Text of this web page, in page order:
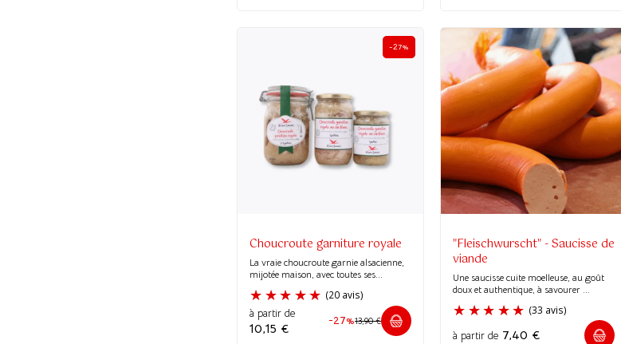
(102 avis)
-27%
Choucroute garniture royale
La vraie choucroute garnie alsacienne,
mijotée maison, avec toutes ses...
-27%13,90€
à partir de
10,15 €
"Fleischwurscht" - Saucisse de
viande
Une saucisse cuite moelleuse, au goût
doux et authentique, à savourer ...
à partir de 7,40 €